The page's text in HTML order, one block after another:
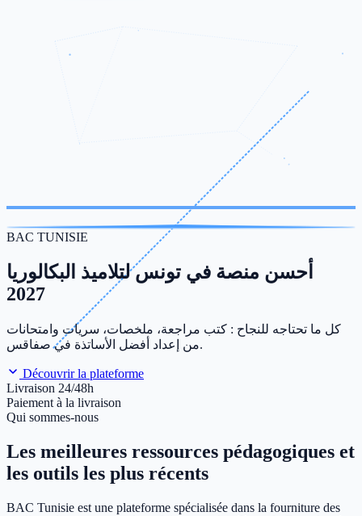
BAC TUNISIE
أحسن منصة في تونس لتلاميذ البكالوريا
2027
كل ما تحتاجه للنجاح : كتب مراجعة، ملخصات، سريات وامتحانات
من إعداد أفضل الأساتذة في صفاقس.
Découvrir la plateforme
Livraison 24/48h
Paiement à la livraison
Qui sommes-nous
Les meilleures ressources pédagogiques et
les outils les plus récents
BAC Tunisie est une plateforme spécialisée dans la fourniture des